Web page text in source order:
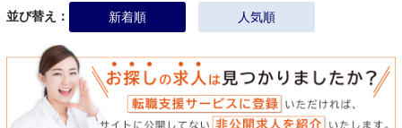
並び替え： 新着順 人気順